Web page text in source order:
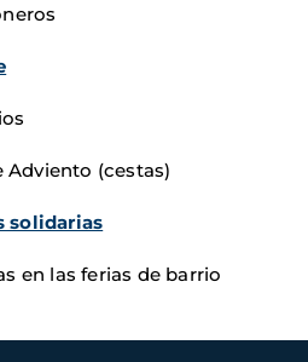
Adviento (cestas)
solidarias
en las ferias de barrio